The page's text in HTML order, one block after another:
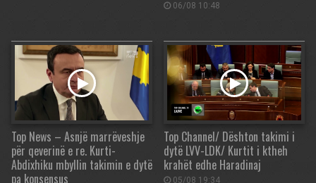
06/08 10:48
Top News – Asnjë marrëveshje
për qeverinë e re. Kurti-
Abdixhiku mbyllin takimin e dytë
pa konsensus
Top Channel/ Dështon takimi i
dytë LVV-LDK/ Kurtit i ktheh
krahët edhe Haradinaj
05/08 19:34